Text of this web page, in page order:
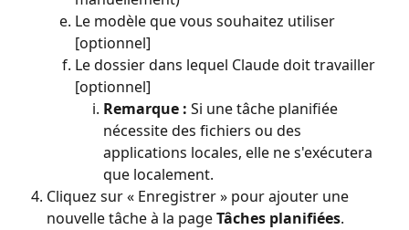
Le modèle que vous souhaitez utiliser
[optionnel]
Le dossier dans lequel Claude doit travailler
[optionnel]
Remarque : Si une tâche planifiée
nécessite des fichiers ou des
applications locales, elle ne s'exécutera
que localement.
Cliquez sur « Enregistrer » pour ajouter une
nouvelle tâche à la page Tâches planifiées.